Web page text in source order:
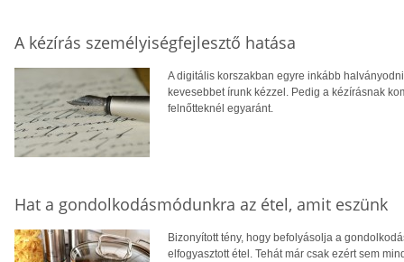
A kézírás személyiségfejlesztő hatása
A digitális korszakban egyre inkább
kevesebbet írunk kézzel. Pedig a kézírásnak
felnőtteknél egyaránt.
Hat a gondolkodásmódunkra az étel, amit eszünk
Bizonyított tény, hogy befolyásolja a
elfogyasztott étel. Tehát már csak ezért sem